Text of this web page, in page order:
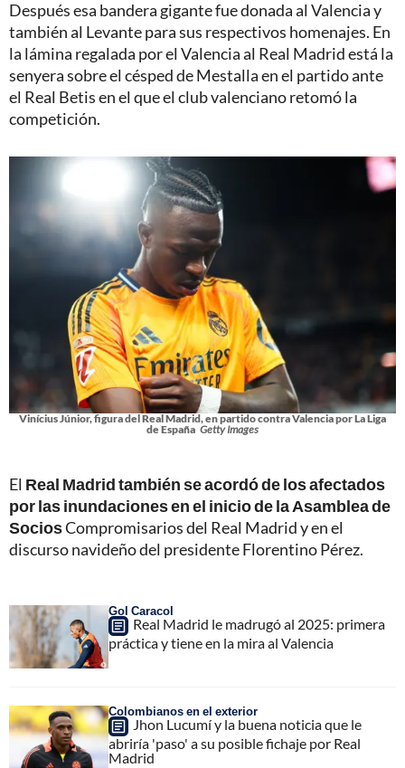
Después esa bandera gigante fue donada al Valencia y
también al Levante para sus respectivos homenajes. En
la lámina regalada por el Valencia al Real Madrid está la
senyera sobre el césped de Mestalla en el partido ante
el Real Betis en el que el club valenciano retomó la
competición.
Vinícius Júnior, figura del Real Madrid, en partido contra Valencia por La Liga
de España Getty Images
El Real Madrid también se acordó de los afectados
por las inundaciones en el inicio de la Asamblea de
SociosCompromisarios del Real Madrid y en el
discurso navideño del presidente Florentino Pérez.
Gol Caracol
Real Madrid le madrugó al 2025: primera
práctica y tiene en la mira al Valencia
Colombianos en el exterior
Jhon Lucumí y la buena noticia que le
abriría 'paso' a su posible fichaje por Real
Madrid